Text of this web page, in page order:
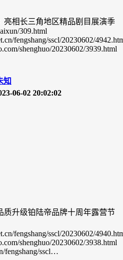
亮相长三角地区精品剧目展演季
309.html
fengshang/sscl/20230602/
shenghuo/20230602/3939.html
知
06-02 20:02:02
质升级铂陆帝品牌十周年露营节
fengshang/sscl/20230602/
shenghuo/20230602/3938.html
fengshang/sscl…